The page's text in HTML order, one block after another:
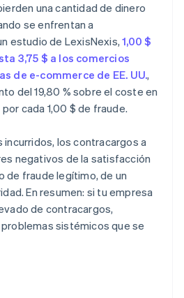
una cantidad de dinero
se enfrentan a
estudio de LexisNexis,1,00 $
3,75 $ a los comercios
de e-commerce de EE. UU.,
del 19,80 % sobre el coste en
por cada 1,00 $ de fraude.
los contracargos a
negativos de la satisfacción
de fraude legítimo, de un
En resumen: si tu empresa
de contracargos,
sistémicos que se